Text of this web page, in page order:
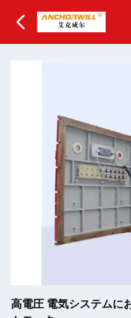
高電圧 電気システムに